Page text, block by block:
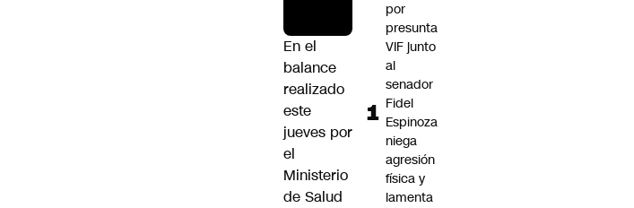
En el
balance
realizado
este
jueves por
el
Ministerio
de Salud
por
presunta
VIF junto
al
senador
Fidel
Espinoza
niega
agresión
física y
lamenta